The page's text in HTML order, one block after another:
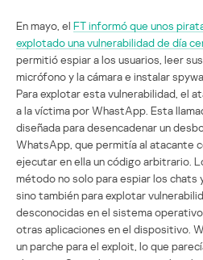
En mayo, el FT informó que unos
explotado una vulnerabilidad de día
permitió espiar a los usuarios, leer
micrófono y la cámara e instalar
Para explotar esta vulnerabilidad, el
a la víctima por WhastApp. Esta
diseñada para desencadenar un
WhatsApp, que permitía al atacante
ejecutar en ella un código arbitrario.
método no solo para espiar los chats
sino también para explotar
desconocidas en el sistema
otras aplicaciones en el dispositivo.
un parche para el exploit, lo que